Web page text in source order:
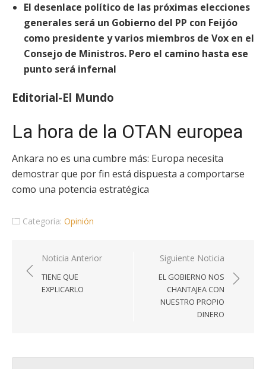
El desenlace político de las próximas elecciones
generales será un Gobierno del PP con Feijóo
como presidente y varios miembros de Vox en el
Consejo de Ministros. Pero el camino hasta ese
punto será infernal
Editorial-El Mundo
La hora de la OTAN europea
Ankara no es una cumbre más: Europa necesita
demostrar que por fin está dispuesta a comportarse
como una potencia estratégica
Categoría: Opinión
Navegación
de
entradas
Noticia Anterior
TIENE QUE
EXPLICARLO
Siguiente Noticia
EL GOBIERNO NOS
CHANTAJEA CON
NUESTRO PROPIO
DINERO